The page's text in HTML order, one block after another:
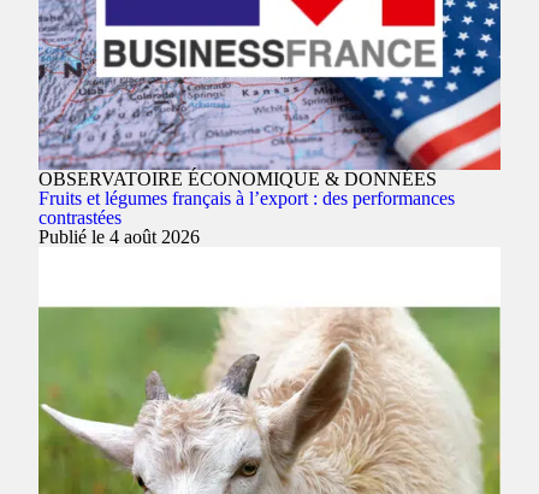
OBSERVATOIRE ÉCONOMIQUE & DONNÉES
Fruits et légumes français à l’export : des performances
contrastées
Publié le 4 août 2026